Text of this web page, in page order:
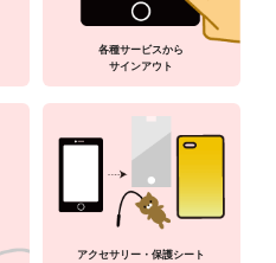
各種サービスから
サインアウト
アクセサリー・保護シート